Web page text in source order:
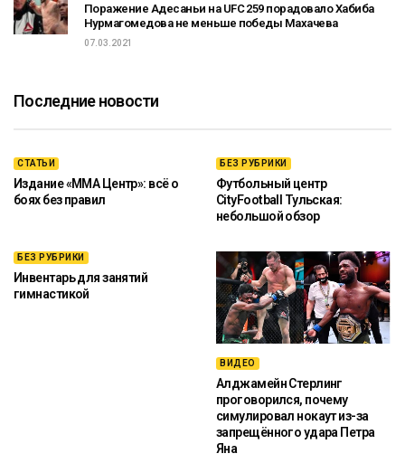
Поражение Адесаньи на UFC 259 порадовало Хабиба
Нурмагомедова не меньше победы Махачева
07.03.2021
Последние новости
СТАТЬИ
Издание «ММА Центр»: всё о
боях без правил
БЕЗ РУБРИКИ
Футбольный центр
CityFootball Тульская:
небольшой обзор
БЕЗ РУБРИКИ
Инвентарь для занятий
гимнастикой
ВИДЕО
Алджамейн Стерлинг
проговорился, почему
симулировал нокаут из-за
запрещённого удара Петра
Яна